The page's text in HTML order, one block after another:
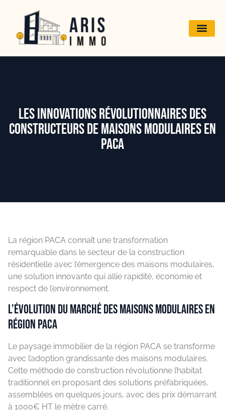
Les innovations révolutionnaires des
constructeurs de maisons modulaires en
PACA
La région PACA connaît une transformation
remarquable dans le secteur de la construction
résidentielle avec l’émergence des maisons modulaires,
une solution innovante qui allie rapidité, économie et
respect de l’environnement.
L’évolution du marché des maisons modulaires en
région PACA
Le paysage immobilier de la région PACA se transforme
avec l’adoption grandissante des maisons modulaires.
Cette méthode de construction révolutionne l’habitat
traditionnel en proposant des solutions préfabriquées,
assemblées en quelques jours, avec des prix démarrant
à 1000€ HT le mètre carré.